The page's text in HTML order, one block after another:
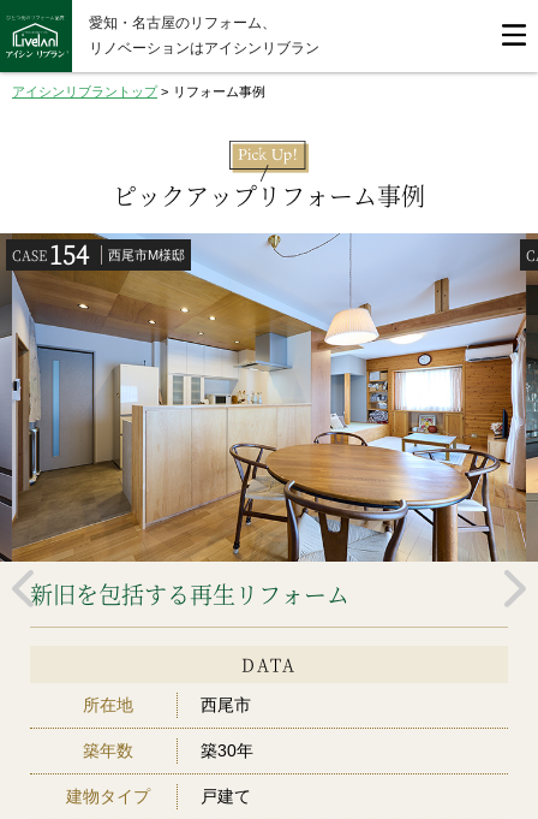
愛知・名古屋のリフォーム、
リノベーションはアイシンリブラン
アイシンリブラントップ> リフォーム事例
ピックアップリフォーム事例
CASE154 西尾市M様邸
新旧を包括する再生リフォーム
DATA
所在地 西尾市
築年数 築30年
建物タイプ 戸建て